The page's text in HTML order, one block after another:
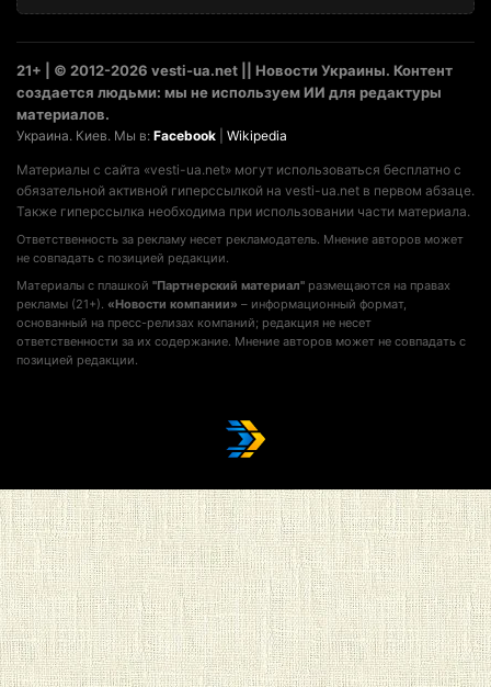
21+ | © 2012-2026 vesti-ua.net || Новости Украины. Контент
создается людьми: мы не используем ИИ для редактуры
материалов.
Украина. Киев. Мы в: Facebook Wikipedia
Материалы с сайта «vesti-ua.net» могут использоваться бесплатно с
обязательной активной гиперссылкой на vesti-ua.net в первом абзаце.
Также гиперссылка необходима при использовании части материала.
Ответственность за рекламу несет рекламодатель. Мнение авторов может
не совпадать с позицией редакции.
Материалы с плашкой "Партнерский материал" размещаются на правах
рекламы (21+). «Новости компании» – информационный формат,
основанный на пресс-релизах компаний; редакция не несет
ответственности за их содержание. Мнение авторов может не совпадать с
позицией редакции.